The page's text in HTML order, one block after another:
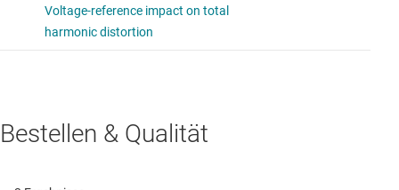
Bestellen & Qualität